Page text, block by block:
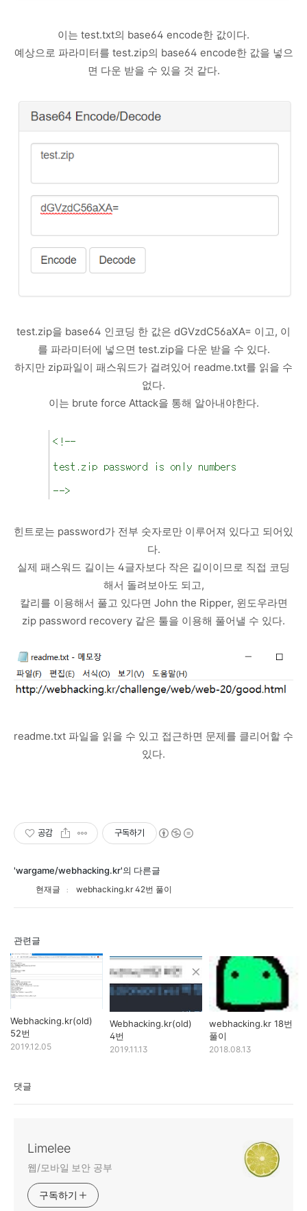
이는 test.txt의 base64 encode한 값이다.
예상으로 파라미터를 test.zip의 base64 encode한 값을 넣으
면 다운 받을 수 있을 것 같다.
test.zip을 base64 인코딩 한 값은 dGVzdC56aXA= 이고, 이
를 파라미터에 넣으면 test.zip을 다운 받을 수 있다.
하지만 zip파일이 패스워드가 걸려있어 readme.txt를 읽을 수
없다.
이는 brute force Attack을 통해 알아내야한다.
힌트로는 password가 전부 숫자로만 이루어져 있다고 되어있
다.
실제 패스워드 길이는 4글자보다 작은 길이이므로 직접 코딩
해서 돌려보아도 되고,
칼리를 이용해서 풀고 있다면 John the Ripper, 윈도우라면
zip password recovery 같은 툴을 이용해 풀어낼 수 있다.
readme.txt 파일을 읽을 수 있고 접근하면 문제를 클리어할 수
있다.
공감 구독하기
'wargame/webhacking.kr'의 다른글
현재글 webhacking.kr 42번 풀이
관련글
Webhacking.kr(old)
52번
2019.12.05
Webhacking.kr(old)
4번
2019.11.13
webhacking.kr 18번
풀이
2018.08.13
댓글
Limelee
웹/모바일 보안 공부
구독하기